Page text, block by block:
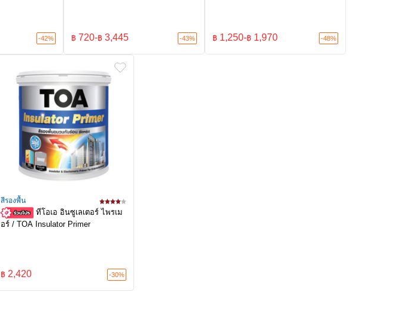
-42% ฿ 720-฿ 3,445 -43% ฿ 1,250-฿ 1,970 -48%
สีรองพื้น
ทีโอเอ อินซูเลเตอร์ ไพรเม
อร์ / TOA Insulator Primer
฿ 2,420 -30%